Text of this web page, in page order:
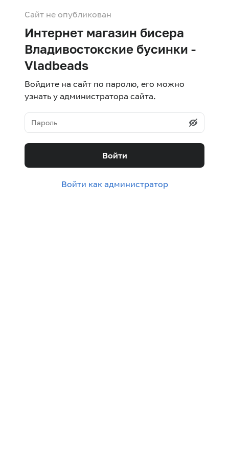
Сайт не опубликован
Интернет магазин бисера
Владивостокские бусинки -
Vladbeads
Войдите на сайт по паролю, его можно
узнать у администратора сайта.
Войти
Войти как администратор